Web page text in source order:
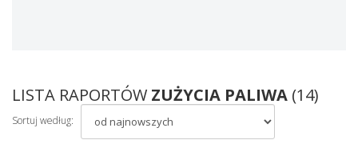
LISTA RAPORTÓW ZUŻYCIA PALIWA (14)
Sortuj według: